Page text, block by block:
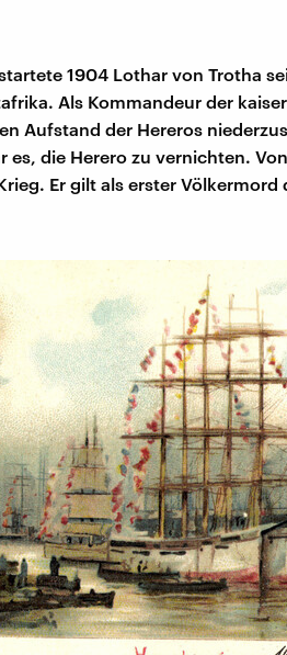
1904 Lothar von Trotha
Als Kommandeur der
Aufstand der Hereros
es, die Herero zu vernichten.
Er gilt als erster Völkermord